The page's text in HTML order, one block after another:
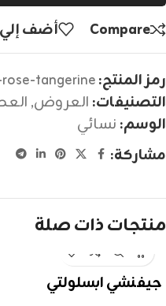
Compare أضف
رمز المنتج:tangerine
التصنيفات: العروض,
الوسم: نسائي
مشاركة:
منتجات ذات صلة
جيفنشي ابسلولتي